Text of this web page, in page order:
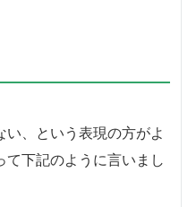
、という表現の方がよ
て下記のように言いまし